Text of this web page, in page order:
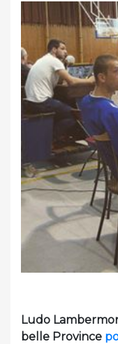
Ludo
belle Province